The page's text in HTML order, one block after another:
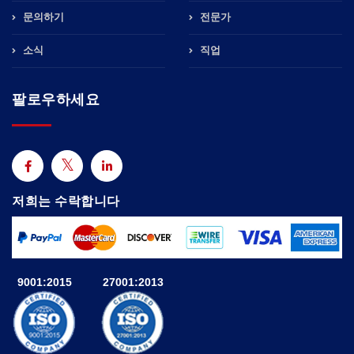
문의하기
소식
전문가
직업
팔로우하세요
저희는 수락합니다
9001:2015 27001:2013